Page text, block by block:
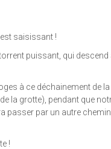
saisissant !
puissant, qui descend
à ce déchainement de la
la grotte), pendant que
passer par un autre
!